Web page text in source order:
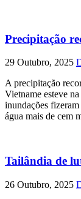
Precipitação
29 Outubro, 2025
A precipitação
Vietname esteve
inundações
água mais de cem
Tailândia de
26 Outubro, 2025